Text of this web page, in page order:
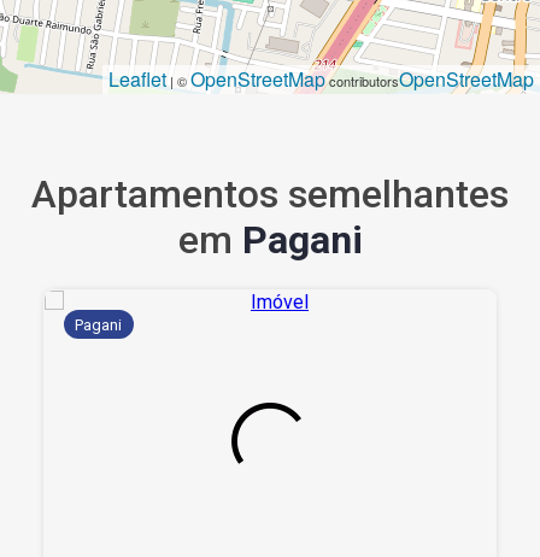
Leaflet | ©OpenStreetMapcontributorsOpenStreetMap
Apartamentos semelhantes
em Pagani
Pagani